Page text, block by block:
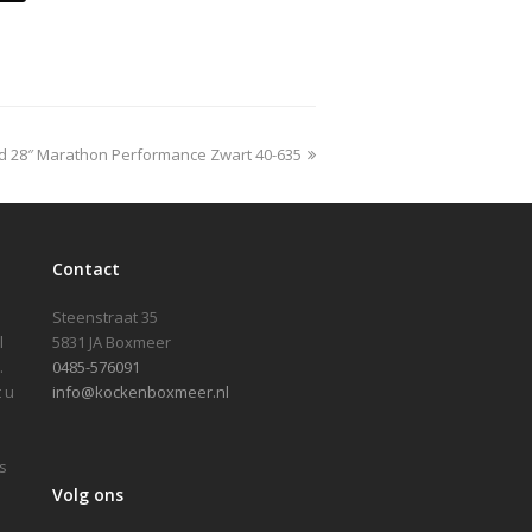
28″ Marathon Performance Zwart 40-635
u
Contact
Steenstraat 35
5831 JA Boxmeer
0485-576091
info@kockenboxmeer.nl
Volg ons